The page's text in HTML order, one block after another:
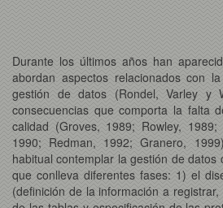
Durante los últimos años han
abordan aspectos relacionados con
gestión de datos (Rondel, Varley y
consecuencias que comporta la falta
calidad (Groves, 1989; Rowley,
1990; Redman, 1992; Granero,
habitual contemplar la gestión de datos
que conlleva diferentes fases: 1) el
(definición de la información a